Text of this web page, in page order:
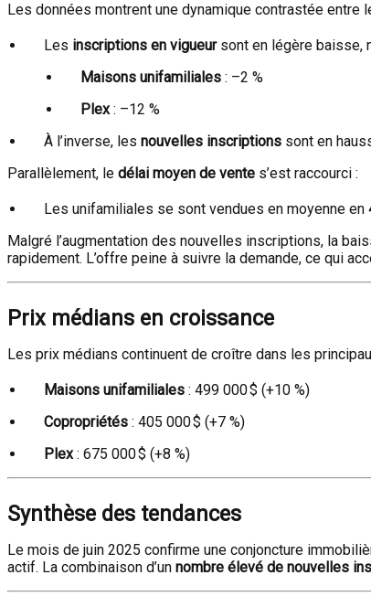
Les données montrent une dynamique contrastée
Les inscriptions en vigueursont en légère baisse,
Maisons unifamiliales : –2 %
Plex: –12 %
À l’inverse, les nouvelles inscriptions sont en
Parallèlement, le délai moyen de vente s’est raccourci :
Les unifamiliales se sont vendues en moyenne en
Malgré l’augmentation des nouvelles inscriptions, la
rapidement. L’offre peine à suivre la demande, ce qui
Prix médians en croissance
Les prix médians continuent de croître dans les
Maisons unifamiliales : 499 000 $ (+10 %)
Copropriétés : 405 000 $ (+7 %)
Plex: 675 000 $ (+8 %)
Synthèse des tendances
Le mois de juin 2025 confirme une conjoncture
actif. La combinaison d’un nombre élevé de nouvelles